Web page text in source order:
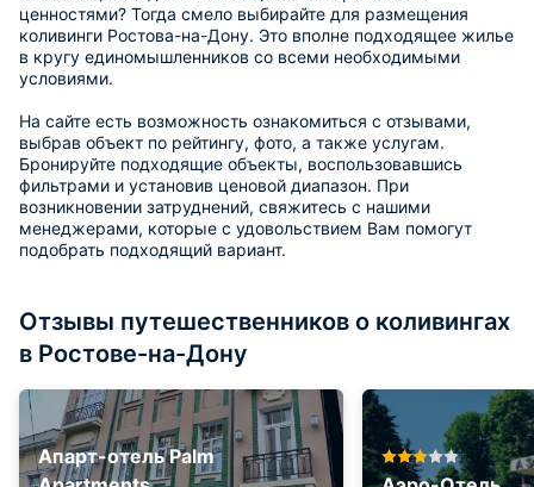
ценностями? Тогда смело выбирайте для размещения
коливинги Ростова-на-Дону. Это вполне подходящее жилье
в кругу единомышленников со всеми необходимыми
условиями.
На сайте есть возможность ознакомиться с отзывами,
выбрав объект по рейтингу, фото, а также услугам.
Бронируйте подходящие объекты, воспользовавшись
фильтрами и установив ценовой диапазон. При
возникновении затруднений, свяжитесь с нашими
менеджерами, которые с удовольствием Вам помогут
подобрать подходящий вариант.
Отзывы путешественников о коливингах
в Ростове-на-Дону
Апарт-отель Palm